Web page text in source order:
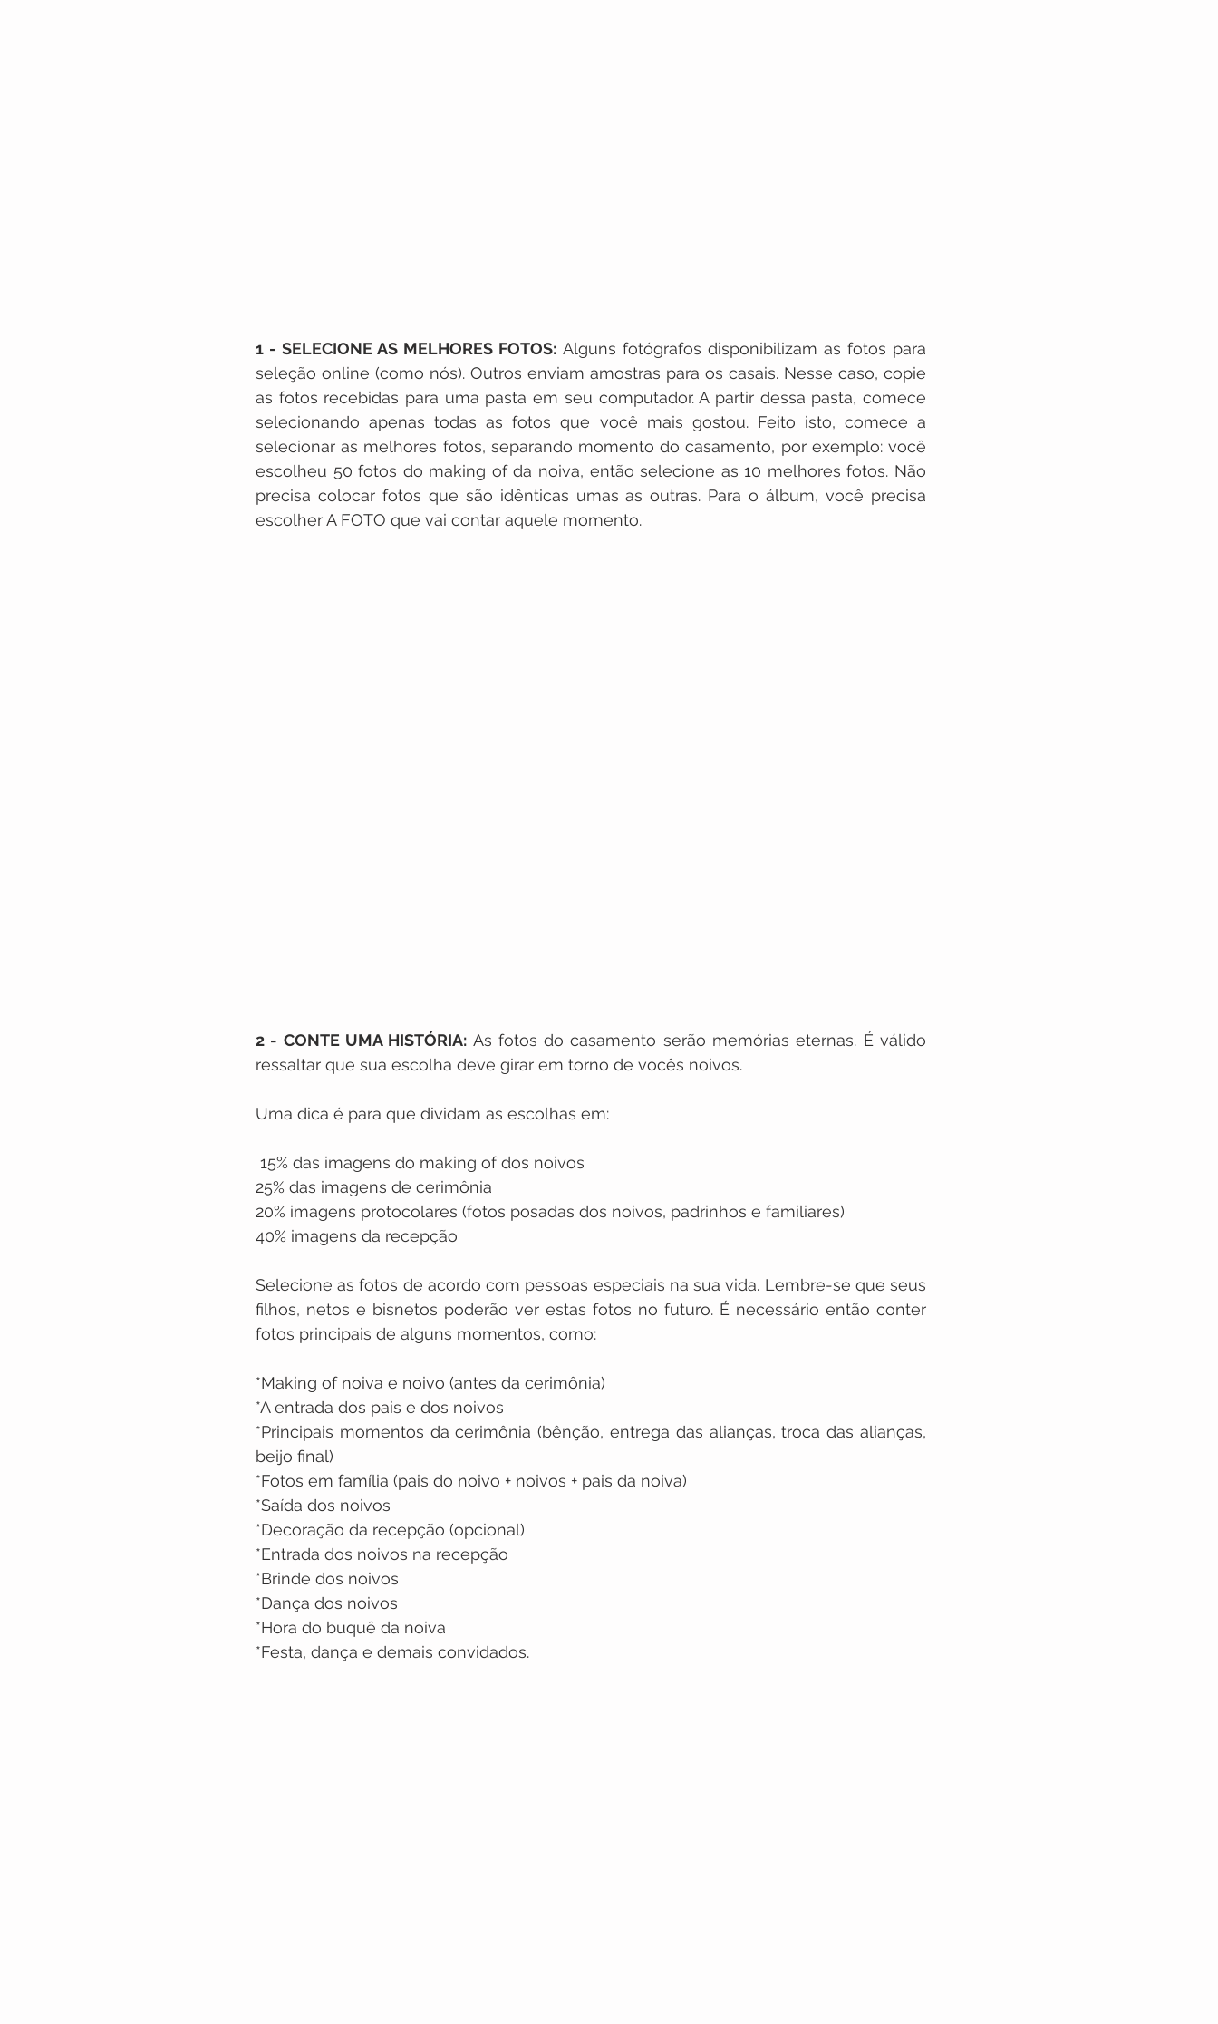
1 - SELECIONE AS MELHORES FOTOS: Alguns fotógrafos disponibilizam as fotos para
seleção online (como nós). Outros enviam amostras para os casais. Nesse caso, copie
as fotos recebidas para uma pasta em seu computador. A partir dessa pasta, comece
selecionando apenas todas as fotos que você mais gostou. Feito isto, comece a
selecionar as melhores fotos, separando momento do casamento, por exemplo: você
escolheu 50 fotos do making of da noiva, então selecione as 10 melhores fotos. Não
precisa colocar fotos que são idênticas umas as outras. Para o álbum, você precisa
escolher A FOTO que vai contar aquele momento.
2 - CONTE UMA HISTÓRIA: As fotos do casamento serão memórias eternas. É válido
ressaltar que sua escolha deve girar em torno de vocês noivos.
Uma dica é para que dividam as escolhas em:
15% das imagens do making of dos noivos
25% das imagens de cerimônia
20% imagens protocolares (fotos posadas dos noivos, padrinhos e familiares)
40% imagens da recepção
Selecione as fotos de acordo com pessoas especiais na sua vida. Lembre-se que seus
filhos, netos e bisnetos poderão ver estas fotos no futuro. É necessário então conter
fotos principais de alguns momentos, como:
*Making of noiva e noivo (antes da cerimônia)
*A entrada dos pais e dos noivos
*Principais momentos da cerimônia (bênção, entrega das alianças, troca das alianças,
beijo final)
*Fotos em família (pais do noivo + noivos + pais da noiva)
*Saída dos noivos
*Decoração da recepção (opcional)
*Entrada dos noivos na recepção
*Brinde dos noivos
*Dança dos noivos
*Hora do buquê da noiva
*Festa, dança e demais convidados.